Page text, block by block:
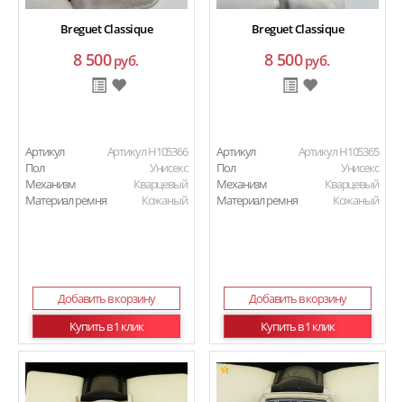
Breguet Classique
8 500руб.
Артикул
Артикул H105366
Пол
Унисекс
Механизм
Кварцевый
Материал ремня
Кожаный
Добавить в корзину
Купить в 1 клик
Breguet Classique
8 500руб.
Артикул
Артикул H105365
Пол
Унисекс
Механизм
Кварцевый
Материал ремня
Кожаный
Добавить в корзину
Купить в 1 клик